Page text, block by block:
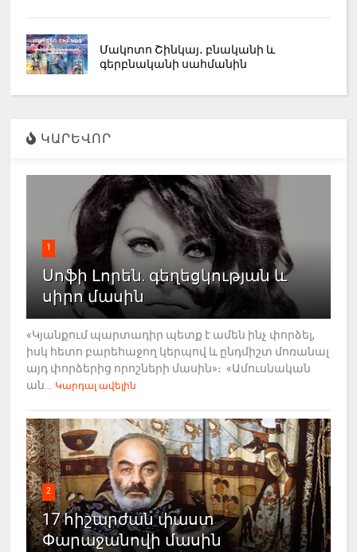
Մակոտո Շինկայ․ բնականի և
գերբնականի սահմանին
ԿԱՐԵՎՈՐ
1
Սոֆի Լորեն. գեղեցկության և
սիրո մասին
«Կյանքում պարտադիր պետք է ամեն ինչ փորձել,
իսկ հետո բարեհաջող կերպով և ընդմիշտ մոռանալ
այդ փորձերից որոշների մասին»։ «Ամուսնական
ան...
Կարդալ ավելին
2
17 հիշարժան փաստ
Փարաջանովի մասին